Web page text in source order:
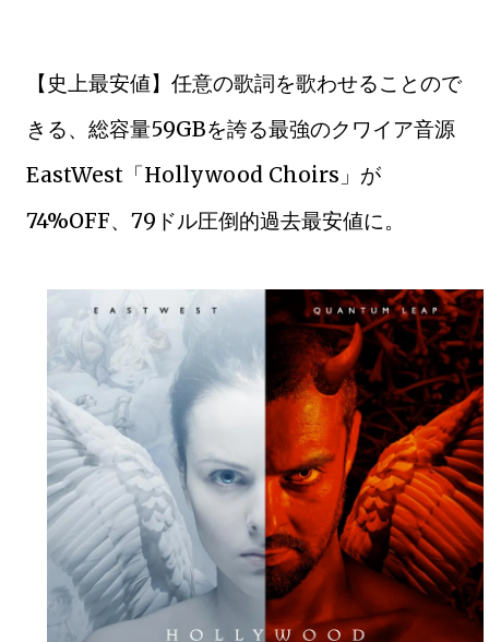
【史上最安値】任意の歌詞を歌わせることので
きる、総容量59GBを誇る最強のクワイア音源
EastWest「Hollywood Choirs」が
74%OFF、79ドル圧倒的過去最安値に。